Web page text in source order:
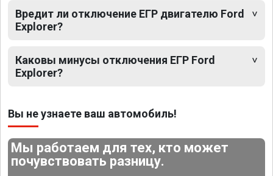
Вредит ли отключение ЕГР двигателю Ford
Explorer?
Каковы минусы отключения ЕГР Ford
Explorer?
Вы не узнаете ваш автомобиль!
Мы работаем для тех, кто может
почувствовать разницу.